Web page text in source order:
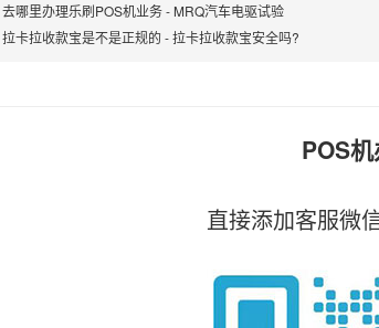
去哪里办理乐刷POS机业务 - MRQ汽车电驱试验
拉卡拉收款宝是不是正规的 - 拉卡拉收款宝安全吗?
POS
直接添加客服微信